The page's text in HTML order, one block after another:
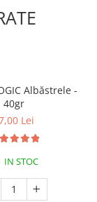
Albăstrele -
40gr
Lei
IN STOC